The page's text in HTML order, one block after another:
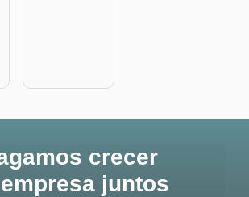
crecer
juntos